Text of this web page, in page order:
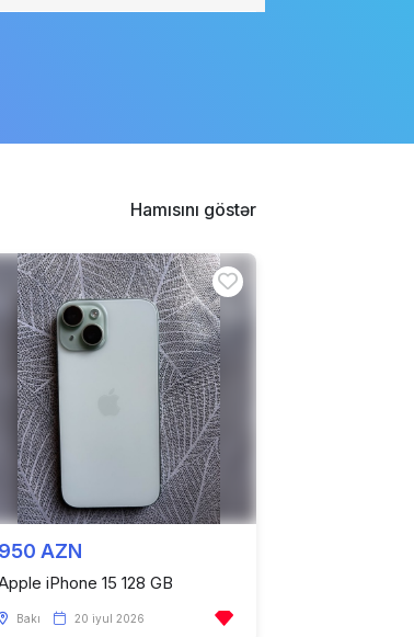
Hamısını göstər
950 AZN
iPhone 15 128 GB
Bakı 20 iyul 2026